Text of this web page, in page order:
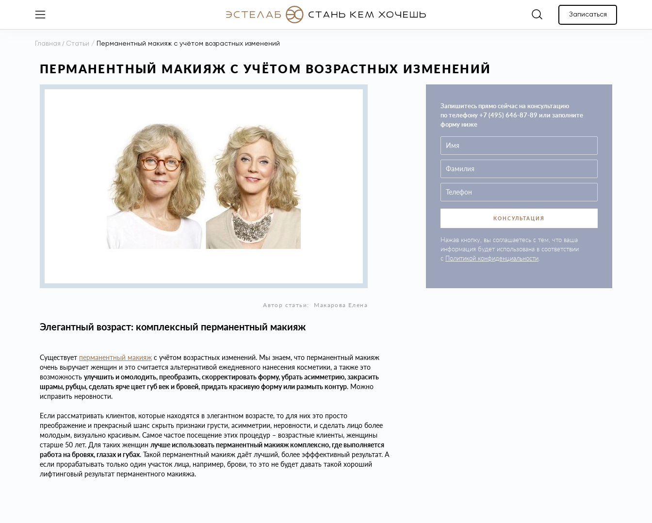
Записаться
Главная / Статьи / Перманентный макияж с учётом возрастных изменений
ПЕРМАНЕНТНЫЙ МАКИЯЖ С УЧЁТОМ ВОЗРАСТНЫХ ИЗМЕНЕНИЙ
Автор статьи: Макарова Елена
Запишитесь прямо сейчас на консультацию
по телефону +7 (495) 646-87-89 или заполните
форму ниже
КОНСУЛЬТАЦИЯ
Нажав кнопку, вы соглашаетесь с тем, что ваша
информация будет использована в соответствии
с Политикой конфиденциальности
Элегантный возраст: комплексный перманентный макияж
Существует перманентный макияж с учётом возрастных изменений. Мы знаем, что перманентный макияж
очень выручает женщин и это считается альтернативой ежедневного нанесения косметики, а также это
возможность улучшить и омолодить, преобразить, скорректировать форму, убрать асимметрию, закрасить
шрамы, рубцы, сделать ярче цвет губ век и бровей, придать красивую форму или размыть контур. Можно
исправить неровности.
Если рассматривать клиентов, которые находятся в элегантном возрасте, то для них это просто
преображение и прекрасный шанс скрыть признаки грусти, асимметрии, неровности, и сделать лицо более
молодым, визуально красивым. Самое частое посещение этих процедур – возрастные клиенты, женщины
старше 50 лет. Для таких женщин лучше использовать перманентный макияж комплексно, где выполняется
работа на бровях, глазах и губах. Такой перманентный макияж даёт лучший, более эфффективный результат. А
если прорабатывать только один участок лица, например, брови, то это не будет давать такой хороший
лифтинговый результат перманентного макияжа.